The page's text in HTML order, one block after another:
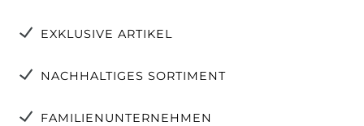
EXKLUSIVE ARTIKEL
NACHHALTIGES SORTIMENT
FAMILIENUNTERNEHMEN